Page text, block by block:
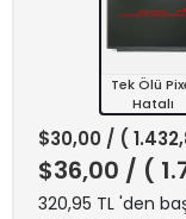
Tek Ölü
Hatalı
$30,00 / (
$36,00 / (
320,95 TL 'den